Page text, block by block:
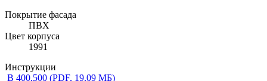
Покрытие фасада
ПВХ
Цвет корпуса
1991
Инструкции
В 400,500 (PDF, 19.09 МБ)